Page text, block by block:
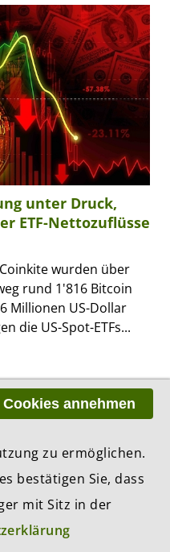
unter Druck,
ETF-Nettozuflüsse
wurden über
rund 1'816 Bitcoin
Millionen US-Dollar
die US-Spot-ETFs...
«INVESTMENTS»
Monat
Intervention
Cookies annehmen
zu ermöglichen.
bestätigen Sie, dass
mit Sitz in der